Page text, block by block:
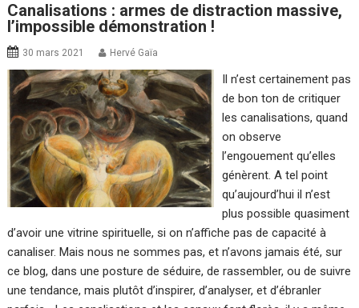
Canalisations : armes de distraction massive,
l’impossible démonstration !
30 mars 2021 Hervé Gaïa
Il n’est certainement pas
de bon ton de critiquer
les canalisations, quand
on observe
l’engouement qu’elles
génèrent. A tel point
qu’aujourd’hui il n’est
plus possible quasiment
d’avoir une vitrine spirituelle, si on n’affiche pas de capacité à
canaliser. Mais nous ne sommes pas, et n’avons jamais été, sur
ce blog, dans une posture de séduire, de rassembler, ou de suivre
une tendance, mais plutôt d’inspirer, d’analyser, et d’ébranler